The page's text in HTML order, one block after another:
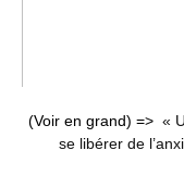
(Voir en grand) => «
se libérer de